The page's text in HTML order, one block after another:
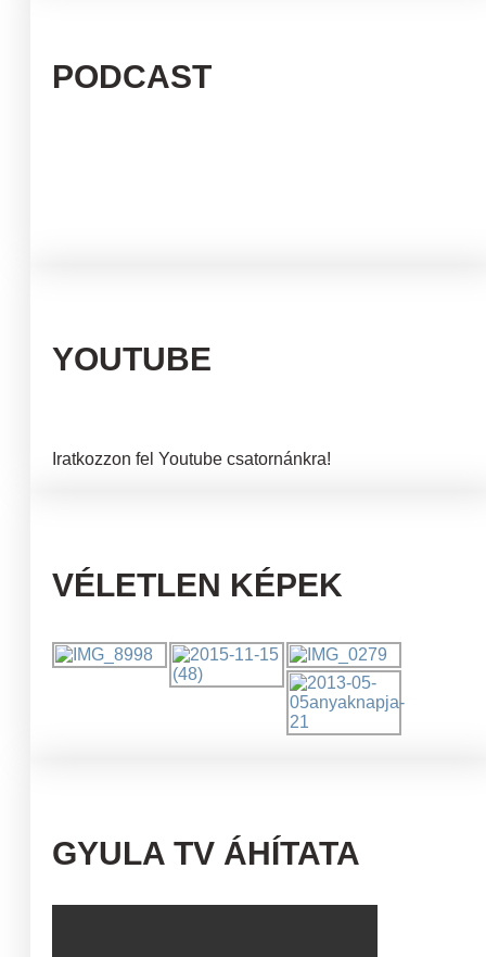
PODCAST
YOUTUBE
Iratkozzon fel Youtube csatornánkra!
VÉLETLEN KÉPEK
GYULA TV ÁHÍTATA